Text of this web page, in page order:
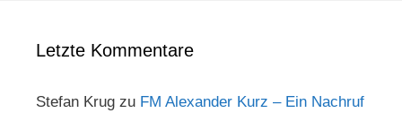
Letzte Kommentare
Stefan Krug zu FM Alexander Kurz – Ein Nachruf